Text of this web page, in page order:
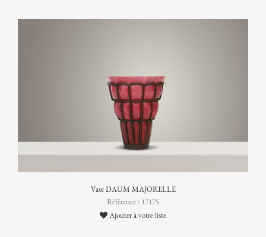
Vase DAUM MAJORELLE
Référence : 17175
Ajouter à votre liste